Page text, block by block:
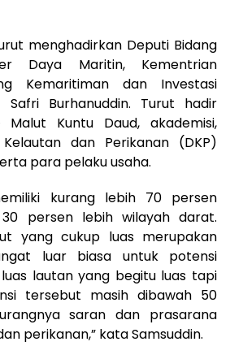
menghadirkan Deputi Bidang
Daya Maritin, Kementrian
Kemaritiman dan Investasi
Safri Burhanuddin. Turut hadir
Malut Kuntu Daud, akademisi,
dan Perikanan (DKP)
para pelaku usaha.
kurang lebih 70 persen
persen lebih wilayah darat.
yang cukup luas merupakan
luar biasa untuk potensi
lautan yang begitu luas tapi
tersebut masih dibawah 50
saran dan prasarana
perikanan,” kata Samsuddin.